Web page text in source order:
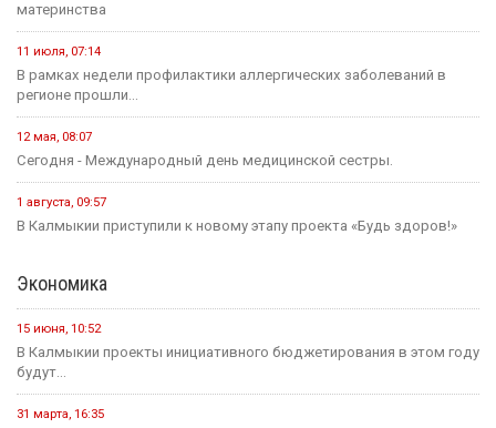
материнства
11 июля, 07:14
В рамках недели профилактики аллергических заболеваний в
регионе прошли...
12 мая, 08:07
Сегодня - Международный день медицинской сестры.
1 августа, 09:57
В Калмыкии приступили к новому этапу проекта «Будь здоров!»
Экономика
15 июня, 10:52
В Калмыкии проекты инициативного бюджетирования в этом году
будут...
31 марта, 16:35